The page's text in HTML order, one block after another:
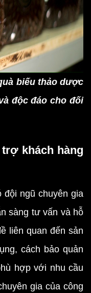
biếu thảo dược
độc đáo cho đối
khách hàng
ngũ chuyên gia
sàng tư vấn và hỗ
liên quan đến sản
cách bảo quản
hợp với nhu cầu
gia của công